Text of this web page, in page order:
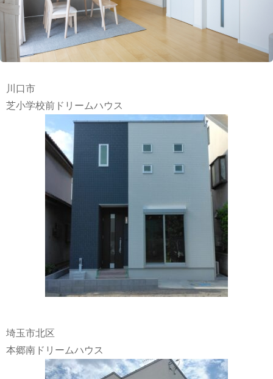
川口市
芝小学校前ドリームハウス
埼玉市北区
本郷南ドリームハウス